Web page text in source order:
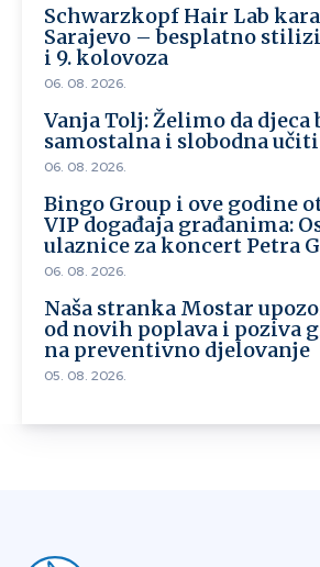
Schwarzkopf Hair Lab
Sarajevo – besplatno
i 9. kolovoza
06. 08. 2026.
Vanja Tolj: Želimo da djeca
samostalna i slobodna
06. 08. 2026.
Bingo Group i ove godine
VIP događaja građanima:
ulaznice za koncert Petra
06. 08. 2026.
Naša stranka Mostar
od novih poplava i poziva
na preventivno djelovanje
05. 08. 2026.